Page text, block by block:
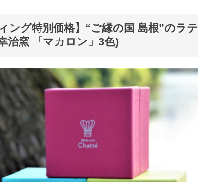
ング特別価格】“ご縁の国 島根”のラテ
治窯 「マカロン」3色)